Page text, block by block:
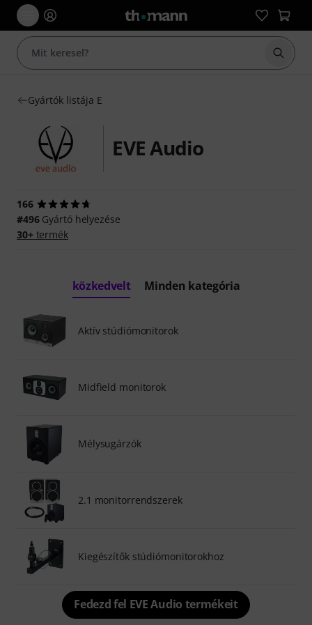
Gyártók listája E
EVE Audio
166
#496Gyártó helyezése
30+termék
közkedvelt Minden kategória
Aktív stúdiómonitorok
Midfield monitorok
Mélysugárzók
2.1 monitorrendszerek
Kiegészítők stúdiómonitorokhoz
Fedezd fel EVE Audio termékeit